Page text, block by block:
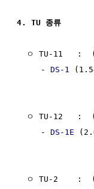
4. TU 종류
ㅇ TU-11   :
     -
DS-1
ㅇ TU-12   :
     -
DS-1E
ㅇ TU-2    :